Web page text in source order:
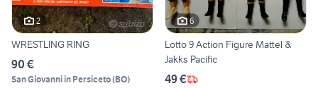
2
WRESTLING RING
90 €
San Giovanni in Persiceto(BO)
6
Lotto 9 Action Figure Mattel &
Jakks Pacific
49 €